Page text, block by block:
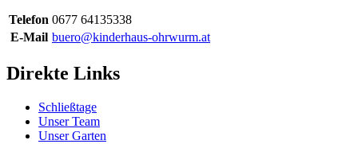
Telefon 0677 64135338
E-Mail buero@kinderhaus-ohrwurm.at
Direkte Links
Schließtage
Unser Team
Unser Garten